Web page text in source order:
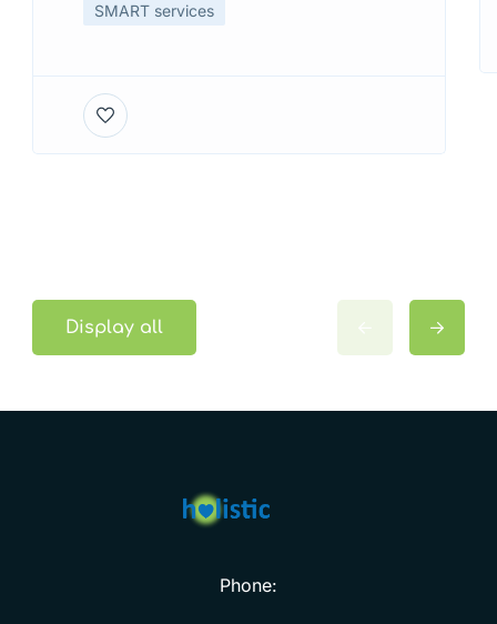
SMART services
Display all
Phone: